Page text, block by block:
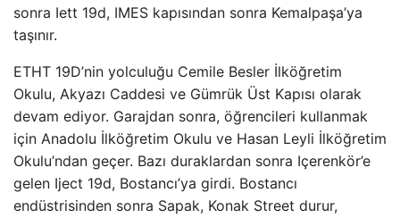
sonra Iett 19d, IMES kapısından sonra Kemalpaşa’ya
taşınır.
ETHT 19D’nin yolculuğu Cemile Besler İlköğretim
Okulu, Akyazı Caddesi ve Gümrük Üst Kapısı olarak
devam ediyor. Garajdan sonra, öğrencileri kullanmak
için Anadolu İlköğretim Okulu ve Hasan Leyli İlköğretim
Okulu’ndan geçer. Bazı duraklardan sonra Içerenkör’e
gelen Iject 19d, Bostancı’ya girdi. Bostancı
endüstrisinden sonra Sapak, Konak Street durur,